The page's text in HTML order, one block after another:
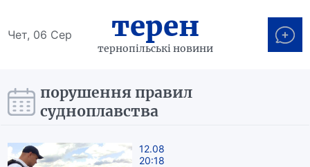
Чет, 06 Сер терен
тернопільські новини
порушення правил
судноплавства
12.08
20:18